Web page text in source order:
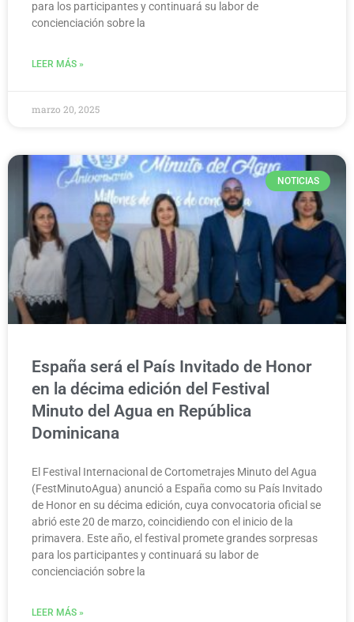
para los participantes y continuará su labor de
concienciación sobre la
LEER MÁS »
marzo 20, 2025
NOTICIAS
España será el País Invitado de Honor
en la décima edición del Festival
Minuto del Agua en República
Dominicana
El Festival Internacional de Cortometrajes Minuto del Agua
(FestMinutoAgua) anunció a España como su País Invitado
de Honor en su décima edición, cuya convocatoria oficial se
abrió este 20 de marzo, coincidiendo con el inicio de la
primavera. Este año, el festival promete grandes sorpresas
para los participantes y continuará su labor de
concienciación sobre la
LEER MÁS »